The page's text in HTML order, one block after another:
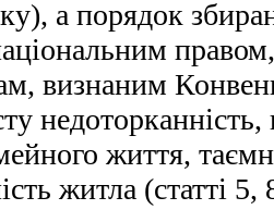
а порядок
визнаним
життя,
житла (статті